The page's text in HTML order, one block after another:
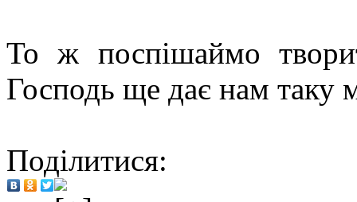
То ж поспішаймо
Господь ще дає нам таку
Поділитися: